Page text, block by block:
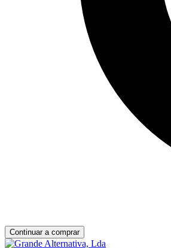
Continuar a comprar